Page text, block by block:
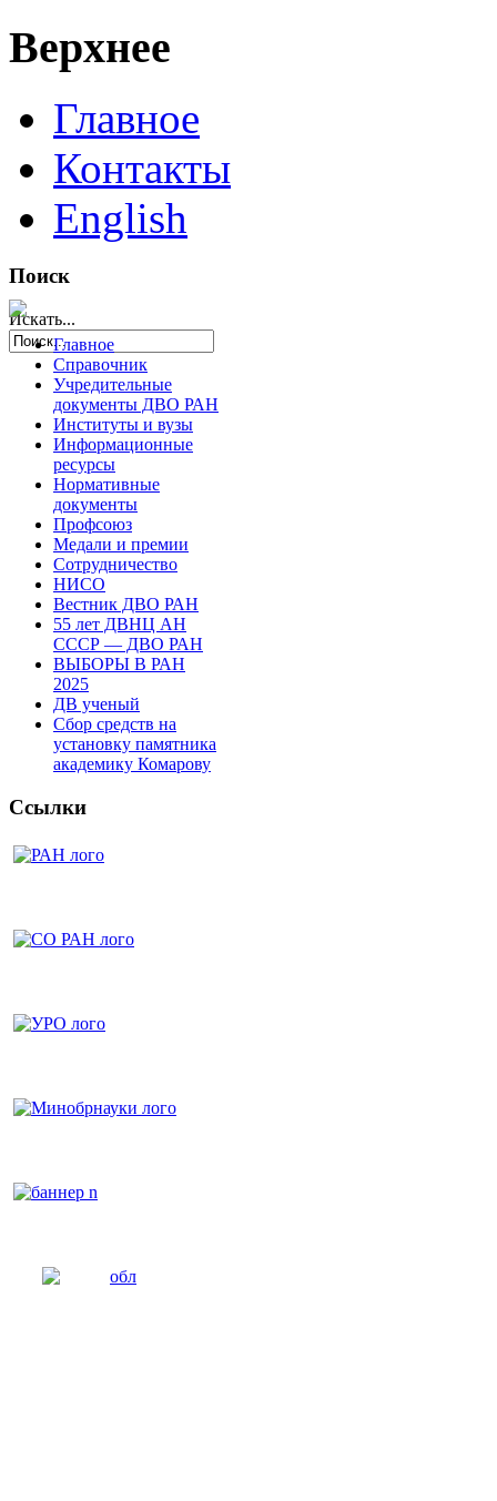
Верхнее
Главное
Контакты
English
Поиск
Искать...
Главное
Справочник
Учредительные
документы ДВО РАН
Институты и вузы
Информационные
ресурсы
Нормативные
документы
Профсоюз
Медали и премии
Сотрудничество
НИСО
Вестник ДВО РАН
55 лет ДВНЦ АН
СССР — ДВО РАН
ВЫБОРЫ В РАН
2025
ДВ ученый
Сбор средств на
установку памятника
академику Комарову
Ссылки